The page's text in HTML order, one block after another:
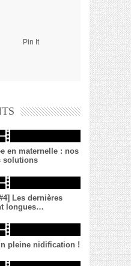
Pin It
en maternelle : nos
solutions
Les dernières
longues…
pleine nidification !